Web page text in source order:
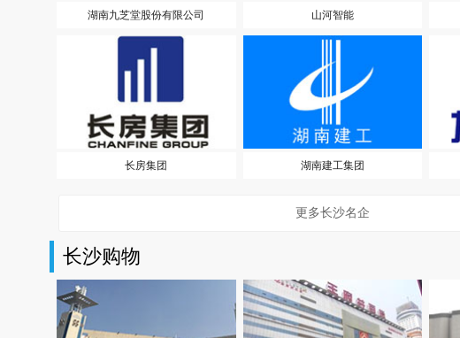
湖南九芝堂股份有限公司 山河智能
长房集团 湖南建工集团
更多长沙名企
长沙购物